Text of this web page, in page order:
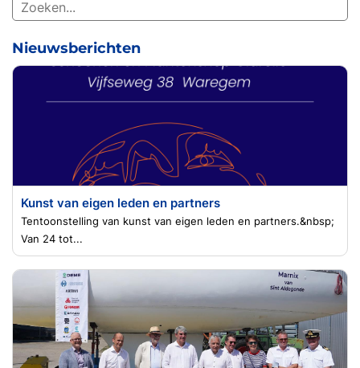
Nieuwsberichten
Kunst van eigen leden en partners
Tentoonstelling van kunst van eigen leden en partners.&nbsp;
Van 24 tot...